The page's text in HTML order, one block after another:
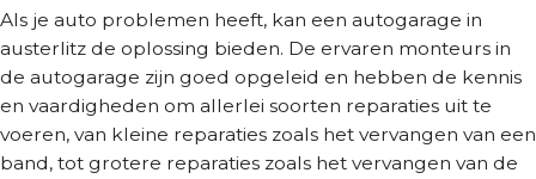
Als je auto problemen heeft, kan een autogarage in
austerlitz de oplossing bieden. De ervaren monteurs in
de autogarage zijn goed opgeleid en hebben de kennis
en vaardigheden om allerlei soorten reparaties uit te
voeren, van kleine reparaties zoals het vervangen van een
band, tot grotere reparaties zoals het vervangen van de